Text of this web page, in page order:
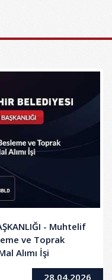
- Muhtelif
ve Toprak
Alımı İşi
28.04.2026